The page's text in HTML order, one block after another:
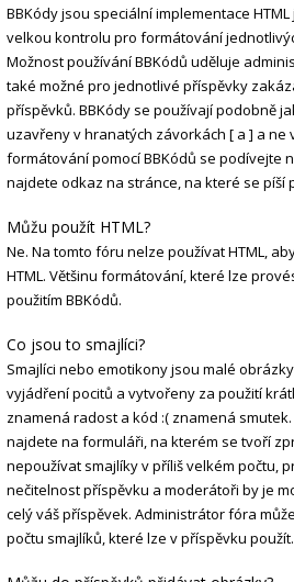
BBKódy jsou speciální implementace
velkou kontrolu pro formátování
Možnost používání BBKódů uděluje
také možné pro jednotlivé příspěvky
příspěvků. BBKódy se používají podobně
uzavřeny v hranatých závorkách [ a ] a ne
formátování pomocí BBKódů se podívejte
najdete odkaz na stránce, na které se píší
Můžu použít HTML?
Ne. Na tomto fóru nelze používat HTML,
HTML. Většinu formátování, které lze
použitím BBKódů.
Co jsou to smajlíci?
Smajlíci nebo emotikony jsou malé
vyjádření pocitů a vytvořeny za použití
znamená radost a kód :( znamená
najdete na formuláři, na kterém se tvoří
nepoužívat smajlíky v příliš velkém počtu,
nečitelnost příspěvku a moderátoři by je
celý váš příspěvek. Administrátor fóra
počtu smajlíků, které lze v příspěvku použít.